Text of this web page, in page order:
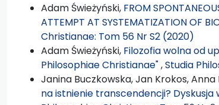
Adam Świeżyński, FROM
ATTEMPT AT SYSTEMATIZATION OF
Christianae: Tom 56 Nr S2 (2020)
Adam Świeżyński, Filozofia wolna od
Philosophiae Christianae",Studia
Janina Buczkowska, Jan Krokos,
na istnienie transcendencji? Dyskusja